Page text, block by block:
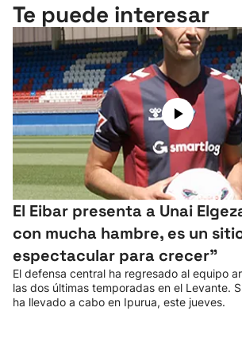
Te puede interesar
El Eibar presenta a Unai
con mucha hambre, es un
espectacular para crecer”
El defensa central ha regresado al equipo
las dos últimas temporadas en el Levante.
ha llevado a cabo en Ipurua, este jueves.